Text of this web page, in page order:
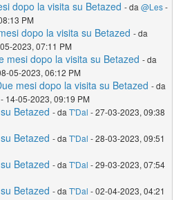
dopo la visita su Betazed - da@Les-
PM
dopo la visita su Betazed - da
2023, 07:11 PM
mesi dopo la visita su Betazed - da
05-2023, 06:12 PM
mesi dopo la visita su Betazed - da
- 14-05-2023, 09:19 PM
Betazed - daT'Dal - 27-03-2023, 09:38
Betazed - daT'Dal - 28-03-2023, 09:51
Betazed - daT'Dal - 29-03-2023, 07:54
Betazed - daT'Dal - 02-04-2023, 04:21